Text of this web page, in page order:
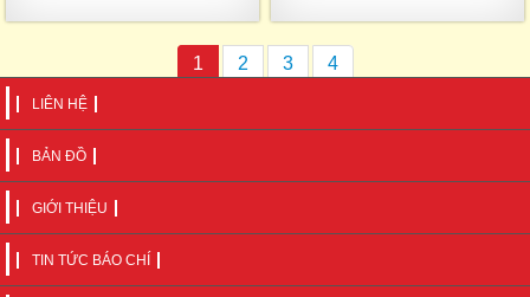
1 2 3 4
LIÊN HỆ
BẢN ĐỒ
GIỚI THIỆU
TIN TỨC BÁO CHÍ